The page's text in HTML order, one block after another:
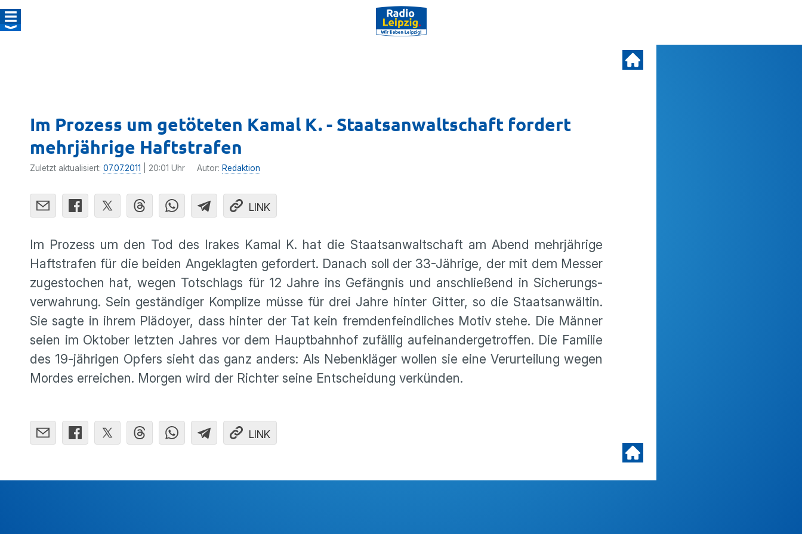
Im Prozess um getöteten Kamal K. - Staatsan­waltschaft fordert
mehrjährige Haftstrafen
Zuletzt aktualisiert: 07.07.2011 | 20:01 Uhr Autor: Redaktion
LINK
Im Prozess um den Tod des Irakes Kamal K. hat die Staats­an­walt­schaft am Abend mehrjäh­rige
Haftstrafen für die beiden Angeklagten gefor­dert. Danach soll der 33-Jährige, der mit dem Messer
zugesto­chen hat, wegen Totschlags für 12 Jahre ins Gefängnis und anschlie­ßend in Siche­rungs­
ver­wah­rung. Sein gestän­diger Komplize müsse für drei Jahre hinter Gitter, so die Staats­an­wältin.
Sie sagte in ihrem Plädoyer, dass hinter der Tat kein fremden­feind­li­ches Motiv stehe. Die Männer
seien im Oktober letzten Jahres vor dem Haupt­bahnhof zufällig aufein­an­der­ge­troffen. Die Familie
des 19-jährigen Opfers sieht das ganz anders: Als Neben­kläger wollen sie eine Verur­tei­lung wegen
Mordes errei­chen. Morgen wird der Richter seine Entschei­dung verkünden.
LINK